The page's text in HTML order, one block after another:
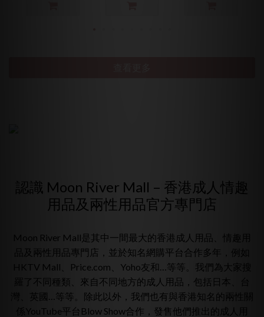
認識 Moon River Mall – 香港成人情趣
用品及兩性用品官方專門店
Moon River Mall是其中一間最大的香港成人用品、情趣用
品及兩性用品專門店，並於知名網購平台合作多年，例如
HKTV Mall
Price.com Yoho友和 …等等。我們為大家搜
羅了不同種類、來自不同地方的成人用品，包括日本、台
灣、英國…等等。除此以外，我們也有與香港知名的兩性關
係YouTube平台 Blow Show合作，發售他們推出的成人用